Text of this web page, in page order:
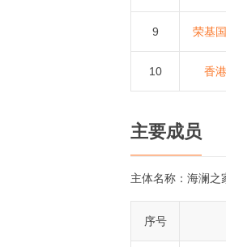
9 荣基
10 香
主要成员
主体名称： 海澜之
序号